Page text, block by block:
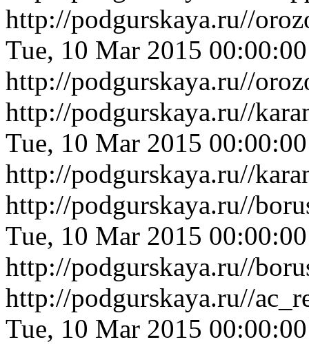
http://podgurskaya.ru//
Tue, 10 Mar 2015
http://podgurskaya.ru//
http://podgurskaya.ru//
Tue, 10 Mar 2015
http://podgurskaya.ru//
http://podgurskaya.ru//
Tue, 10 Mar 2015
http://podgurskaya.ru//
http://podgurskaya.ru//
Tue, 10 Mar 2015